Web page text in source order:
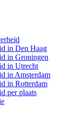
in Den Haag
in Groningen
in Utrecht
in Amsterdam
in Rotterdam
per plaats